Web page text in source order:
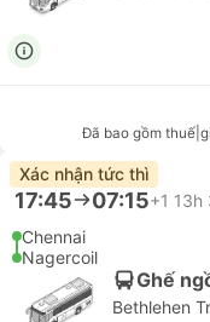
Đã bao gồm thuế
Xác nhận tức thì
17:45 07:15+1 13h
Chennai
Nagercoil
Ghế
Bethlehen